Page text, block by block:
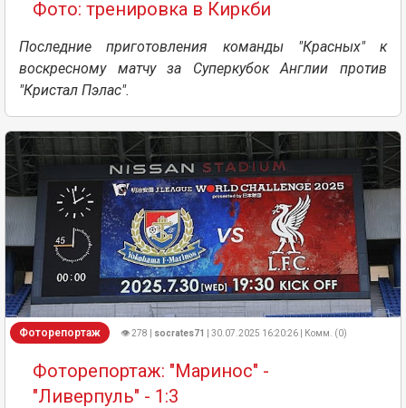
Фото: тренировка в Киркби
Последние приготовления команды "Красных" к
воскресному матчу за Суперкубок Англии против
"Кристал Пэлас".
Фоторепортаж 👁 278 | socrates71 | 30.07.2025 16:20:26 | Комм. (0)
Фоторепортаж: "Маринос" -
"Ливерпуль" - 1:3